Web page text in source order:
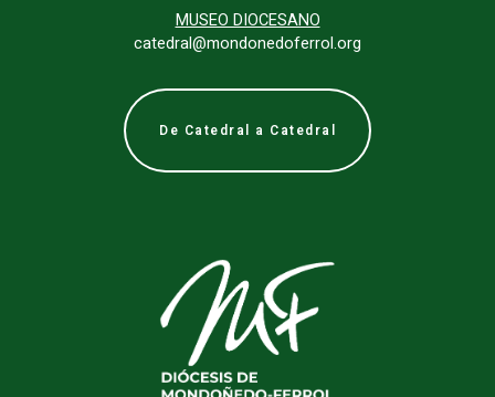
MUSEO DIOCESANO
catedral@mondonedoferrol.org
De Catedral a Catedral